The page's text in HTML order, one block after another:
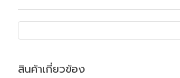
สินค้าเกี่ยวข้อง